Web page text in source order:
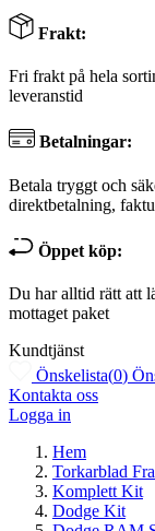
Frakt:
Fri frakt på hela
leveranstid
Betalningar:
Betala tryggt och
direktbetalning,
Öppet köp:
Du har alltid rätt att
mottaget paket
Kundtjänst
Önskelista(0)
Kontakta oss
Logga in
Hem
Torkarblad
Komplett Kit
Dodge Kit